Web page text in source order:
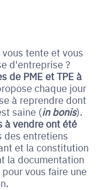
tente et vous
d'entreprise ?
de PME etTPE à
chaque jour
à reprendre dont
saine (in bonis).
à vendre ont été
des entretiens
et la constitution
la documentation
vous faire une